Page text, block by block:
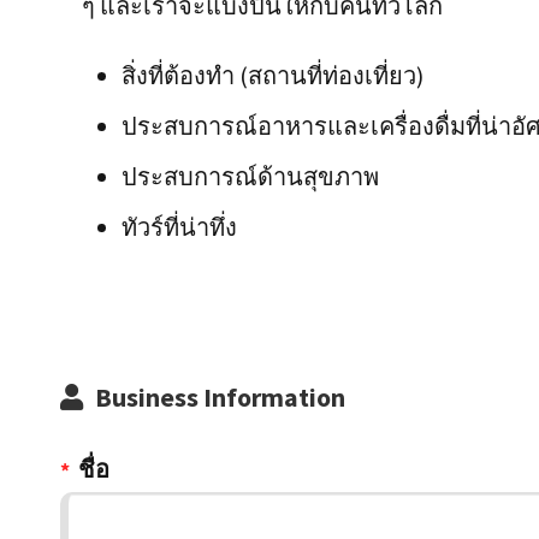
สิ่งที่ต้องทำ (สถานที่ท่องเที่ยว)
ประสบการณ์อาหารและเครื่องดื่มที่น่าอั
ประสบการณ์ด้านสุขภาพ
ทัวร์ที่น่าทึ่ง
Business Information
* ชื่อ